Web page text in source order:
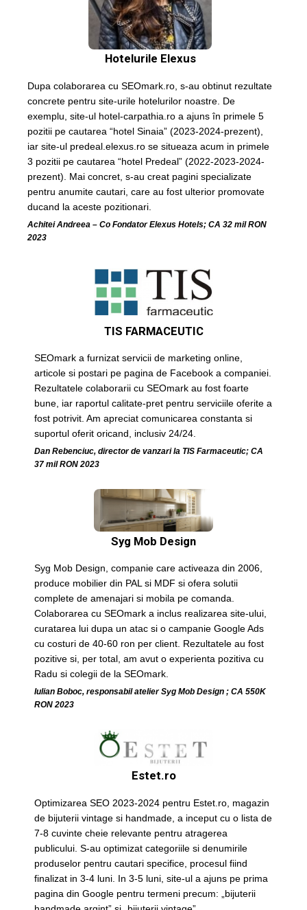
Hotelurile Elexus
Dupa colaborarea cu SEOmark.ro, s-au obtinut rezultate
concrete pentru site-urile hotelurilor noastre. De
exemplu, site-ul hotel-carpathia.ro a ajuns în primele 5
pozitii pe cautarea “hotel Sinaia” (2023-2024-prezent),
iar site-ul predeal.elexus.ro se situeaza acum in primele
3 pozitii pe cautarea “hotel Predeal” (2022-2023-2024-
prezent). Mai concret, s-au creat pagini specializate
pentru anumite cautari, care au fost ulterior promovate
ducand la aceste pozitionari.
Achitei Andreea – Co Fondator Elexus Hotels; CA 32 mil RON
2023
TIS FARMACEUTIC
SEOmark a furnizat servicii de marketing online,
articole si postari pe pagina de Facebook a companiei.
Rezultatele colaborarii cu SEOmark au fost foarte
bune, iar raportul calitate-pret pentru serviciile oferite a
fost potrivit. Am apreciat comunicarea constanta si
suportul oferit oricand, inclusiv 24/24.
Dan Rebenciuc, director de vanzari la TIS Farmaceutic; CA
37 mil RON 2023
Syg Mob Design
Syg Mob Design, companie care activeaza din 2006,
produce mobilier din PAL si MDF si ofera solutii
complete de amenajari si mobila pe comanda.
Colaborarea cu SEOmark a inclus realizarea site-ului,
curatarea lui dupa un atac si o campanie Google Ads
cu costuri de 40-60 ron per client. Rezultatele au fost
pozitive si, per total, am avut o experienta pozitiva cu
Radu si colegii de la SEOmark.
Iulian Boboc, responsabil atelier Syg Mob Design ; CA 550K
RON 2023
Estet.ro
Optimizarea SEO 2023-2024 pentru Estet.ro, magazin
de bijuterii vintage si handmade, a inceput cu o lista de
7-8 cuvinte cheie relevante pentru atragerea
publicului. S-au optimizat categoriile si denumirile
produselor pentru cautari specifice, procesul fiind
finalizat in 3-4 luni. In 3-5 luni, site-ul a ajuns pe prima
pagina din Google pentru termeni precum: „bijuterii